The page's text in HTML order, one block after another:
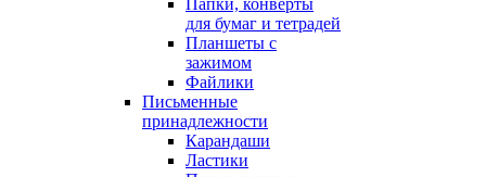
Папки, конверты
для бумаг и тетрадей
Планшеты с
зажимом
Файлики
Письменные
принадлежности
Карандаши
Ластики